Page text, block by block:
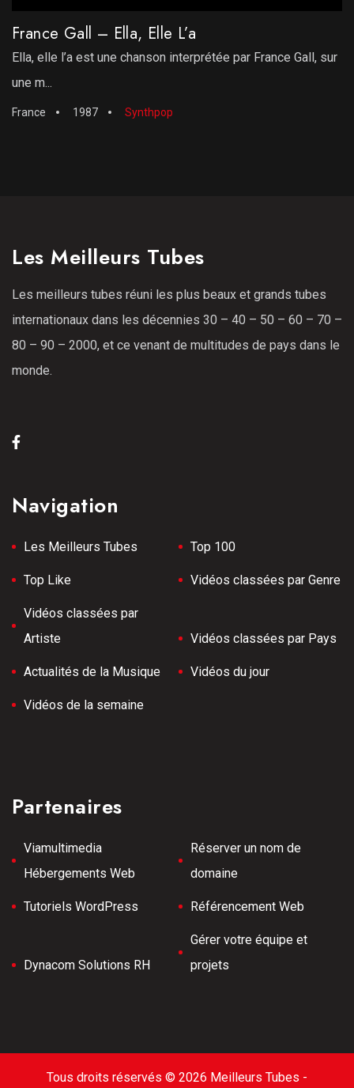
France Gall – Ella, Elle L’a
Ella, elle l’a est une chanson interprétée par France Gall, sur
une m...
France 1987 Synthpop
Les Meilleurs Tubes
Les meilleurs tubes réuni les plus beaux et grands tubes
internationaux dans les décennies 30 – 40 – 50 – 60 – 70 –
80 – 90 – 2000, et ce venant de multitudes de pays dans le
monde.
Navigation
Les Meilleurs Tubes Top 100
Top Like Vidéos classées par Genre
Vidéos classées par
Artiste
Vidéos classées par Pays
Actualités de la Musique Vidéos du jour
Vidéos de la semaine
Partenaires
Viamultimedia
Hébergements Web
Réserver un nom de
domaine
Tutoriels WordPress Référencement Web
Dynacom Solutions RH
Gérer votre équipe et
projets
Tous droits réservés © 2026 Meilleurs Tubes -